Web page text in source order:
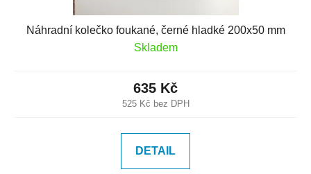
Náhradní kolečko foukané, černé hladké 200x50 mm
Skladem
525 Kč bez DPH
635 Kč
DETAIL